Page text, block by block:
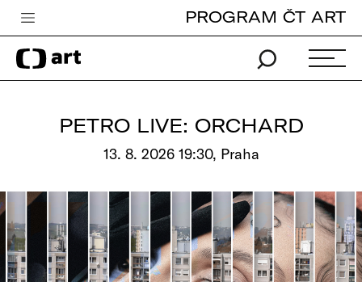
Česká televize
Zpravodajství
Pro děti
edu
Vše o ČT
PROGRAM ČT ART
PETRO LIVE: ORCHARD
13. 8. 2026 19:30, Praha